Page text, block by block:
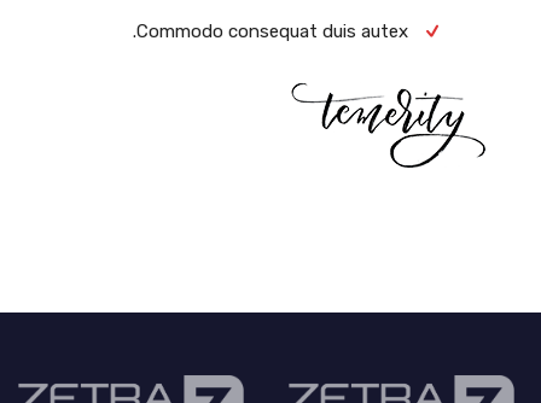
Commodo consequat duis autex.